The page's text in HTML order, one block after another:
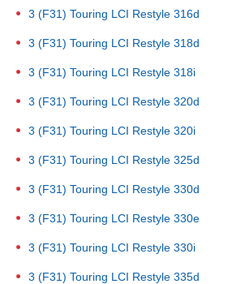
3 (F31) Touring LCI Restyle 316d
3 (F31) Touring LCI Restyle 318d
3 (F31) Touring LCI Restyle 318i
3 (F31) Touring LCI Restyle 320d
3 (F31) Touring LCI Restyle 320i
3 (F31) Touring LCI Restyle 325d
3 (F31) Touring LCI Restyle 330d
3 (F31) Touring LCI Restyle 330e
3 (F31) Touring LCI Restyle 330i
3 (F31) Touring LCI Restyle 335d